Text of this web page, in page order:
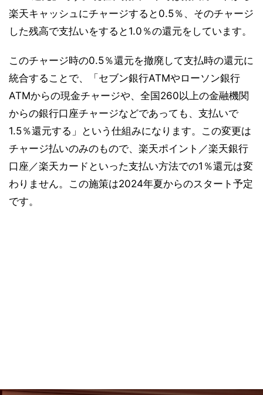
楽天キャッシュにチャージすると0.5％、そのチャージ
した残高で支払いをすると1.0％の還元をしています。
このチャージ時の0.5％還元を撤廃して支払時の還元に
統合することで、「セブン銀行ATMやローソン銀行
ATMからの現金チャージや、全国260以上の金融機関
からの銀行口座チャージなどであっても、支払いで
1.5％還元する」という仕組みになります。この変更は
チャージ払いのみのもので、楽天ポイント／楽天銀行
口座／楽天カードといった支払い方法での1％還元は変
わりません。この施策は2024年夏からのスタート予定
です。